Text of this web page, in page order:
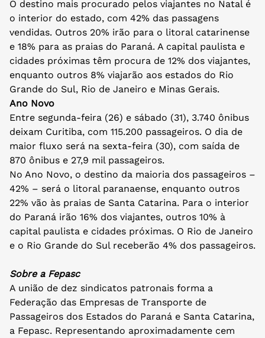
O destino mais procurado pelos viajantes no Natal é
o interior do estado, com 42% das passagens
vendidas. Outros 20% irão para o litoral catarinense
e 18% para as praias do Paraná. A capital paulista e
cidades próximas têm procura de 12% dos viajantes,
enquanto outros 8% viajarão aos estados do Rio
Grande do Sul, Rio de Janeiro e Minas Gerais.
Ano Novo
Entre segunda-feira (26) e sábado (31), 3.740 ônibus
deixam Curitiba, com 115.200 passageiros. O dia de
maior fluxo será na sexta-feira (30), com saída de
870 ônibus e 27,9 mil passageiros.
No Ano Novo, o destino da maioria dos passageiros –
42% – será o litoral paranaense, enquanto outros
22% vão às praias de Santa Catarina. Para o interior
do Paraná irão 16% dos viajantes, outros 10% à
capital paulista e cidades próximas. O Rio de Janeiro
e o Rio Grande do Sul receberão 4% dos passageiros.
Sobre a Fepasc
A união de dez sindicatos patronais forma a
Federação das Empresas de Transporte de
Passageiros dos Estados do Paraná e Santa Catarina,
a Fepasc. Representando aproximadamente cem